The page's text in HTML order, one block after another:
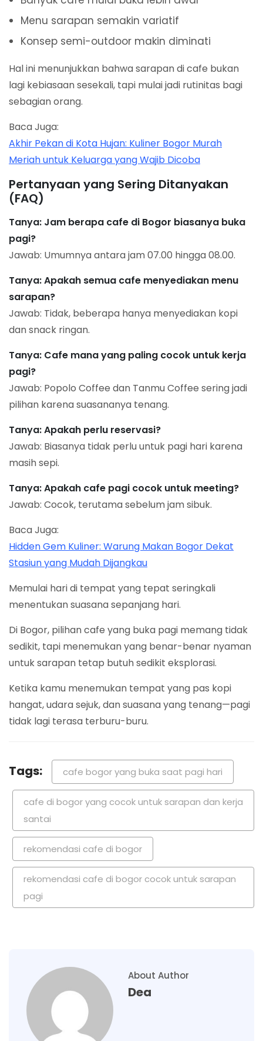
Menu sarapan semakin variatif
Konsep semi-outdoor makin diminati
Hal ini menunjukkan bahwa sarapan di cafe bukan
lagi kebiasaan sesekali, tapi mulai jadi rutinitas bagi
sebagian orang.
Baca Juga:
Akhir Pekan di Kota Hujan: Kuliner Bogor Murah
Meriah untuk Keluarga yang Wajib Dicoba
Pertanyaan yang Sering Ditanyakan
(FAQ)
Tanya: Jam berapa cafe di Bogor biasanya buka
pagi?
Jawab: Umumnya antara jam 07.00 hingga 08.00.
Tanya: Apakah semua cafe menyediakan menu
sarapan?
Jawab: Tidak, beberapa hanya menyediakan kopi
dan snack ringan.
Tanya: Cafe mana yang paling cocok untuk kerja
pagi?
Jawab: Popolo Coffee dan Tanmu Coffee sering jadi
pilihan karena suasananya tenang.
Tanya: Apakah perlu reservasi?
Jawab: Biasanya tidak perlu untuk pagi hari karena
masih sepi.
Tanya: Apakah cafe pagi cocok untuk meeting?
Jawab: Cocok, terutama sebelum jam sibuk.
Baca Juga:
Hidden Gem Kuliner: Warung Makan Bogor Dekat
Stasiun yang Mudah Dijangkau
Memulai hari di tempat yang tepat seringkali
menentukan suasana sepanjang hari.
Di Bogor, pilihan cafe yang buka pagi memang tidak
sedikit, tapi menemukan yang benar-benar nyaman
untuk sarapan tetap butuh sedikit eksplorasi.
Ketika kamu menemukan tempat yang pas kopi
hangat, udara sejuk, dan suasana yang tenang—pagi
tidak lagi terasa terburu-buru.
Tags: cafe bogor yang buka saat pagi hari
cafe di bogor yang cocok untuk sarapan dan kerja
santai
rekomendasi cafe di bogor
rekomendasi cafe di bogor cocok untuk sarapan
pagi
About Author
Dea